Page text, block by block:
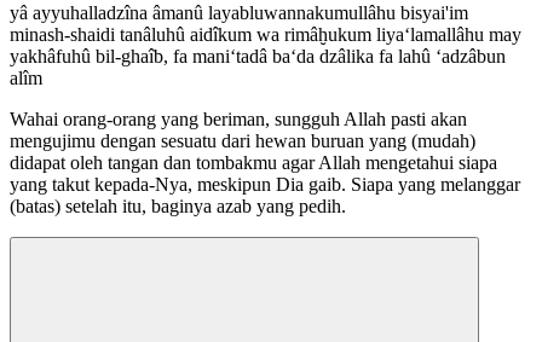
yâ ayyuhalladzîna âmanû layabluwannakumullâhu bisyai'im
minash-shaidi tanâluhû aidîkum wa rimâḫukum liya‘lamallâhu may
yakhâfuhû bil-ghaîb, fa mani‘tadâ ba‘da dzâlika fa lahû ‘adzâbun
alîm
Wahai orang-orang yang beriman, sungguh Allah pasti akan
mengujimu dengan sesuatu dari hewan buruan yang (mudah)
didapat oleh tangan dan tombakmu agar Allah mengetahui siapa
yang takut kepada-Nya, meskipun Dia gaib. Siapa yang melanggar
(batas) setelah itu, baginya azab yang pedih.